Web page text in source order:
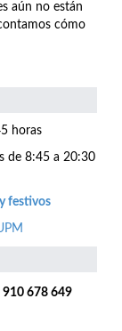
aún no están
cómo
horas
de 8:45 a 20:30
festivos
910 678 649